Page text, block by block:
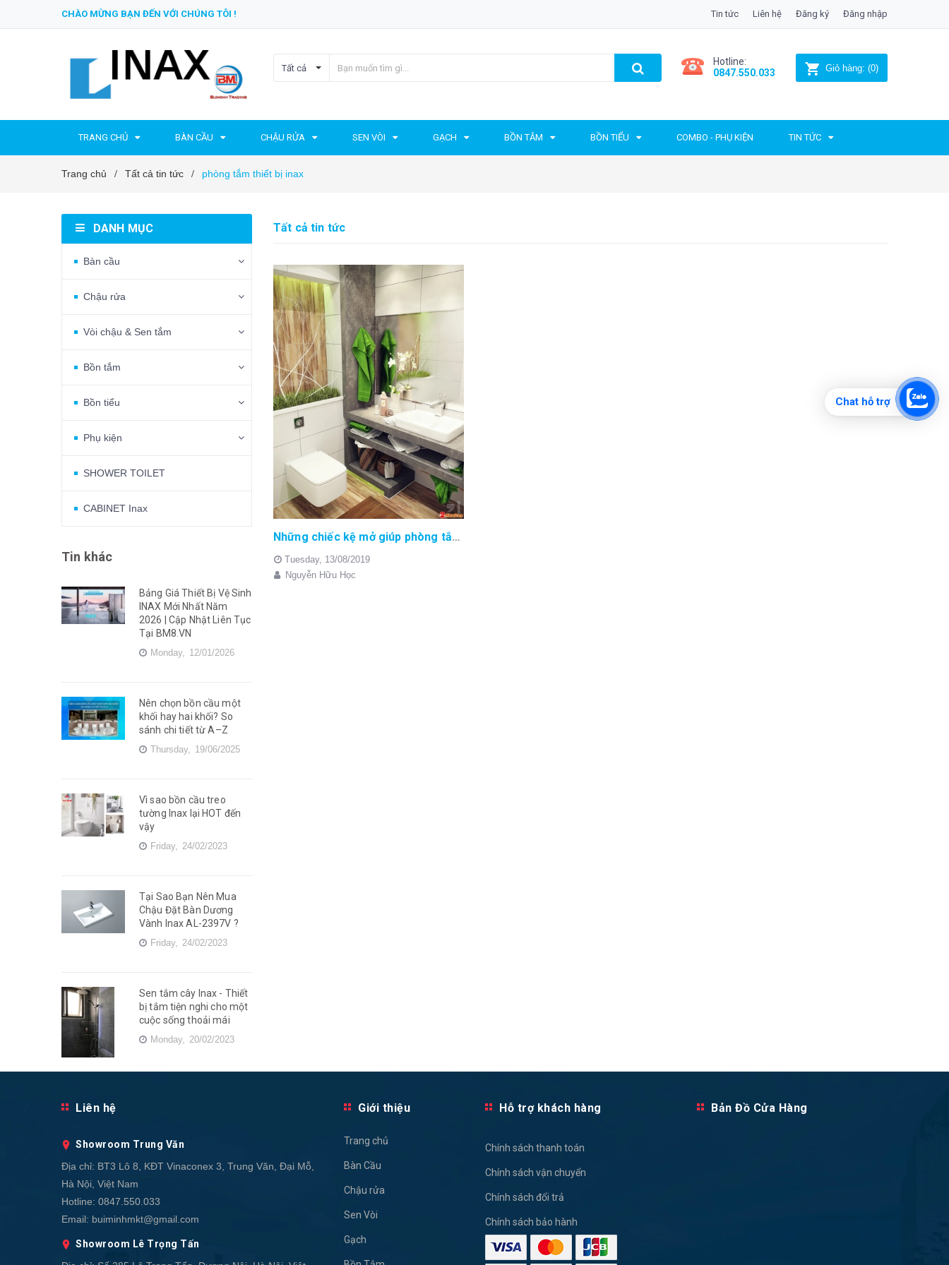
CHÀO MỪNG BẠN ĐẾN VỚI CHÚNG TÔI ! Tin tức Liên hệ Đăng ký Đăng nhập
Tất cả
Hotline:
0847.550.033
Giỏ hàng: (0)
TRANG CHỦ BÀN CẦU CHẬU RỬA SEN VÒI GẠCH BỒN TẮM BỒN TIỂU COMBO - PHỤ KIỆN TIN TỨC
Trang chủ / Tất cả tin tức / phòng tắm thiết bị inax
Tất cả tin tức
Những chiếc kệ mở giúp phòng tắm trở nên hoàn hảo hơn!
Tuesday, 13/08/2019
Nguyễn Hữu Học
DANH MỤC
Bàn cầu
Chậu rửa
Vòi chậu & Sen tắm
Bồn tắm
Bồn tiểu
Phụ kiện
SHOWER TOILET
CABINET Inax
Tin khác
Bảng Giá Thiết Bị Vệ Sinh
INAX Mới Nhất Năm
2026 | Cập Nhật Liên Tục
Tại BM8.VN
Monday, 12/01/2026
Nên chọn bồn cầu một
khối hay hai khối? So
sánh chi tiết từ A–Z
Thursday, 19/06/2025
Vì sao bồn cầu treo
tường Inax lại HOT đến
vậy
Friday, 24/02/2023
Tại Sao Bạn Nên Mua
Chậu Đặt Bàn Dương
Vành Inax AL-2397V ?
Friday, 24/02/2023
Sen tắm cây Inax - Thiết
bị tắm tiện nghi cho một
cuộc sống thoải mái
Monday, 20/02/2023
Liên hệ
Showroom Trung Văn
Địa chỉ: BT3 Lô 8, KĐT Vinaconex 3, Trung Văn, Đại Mỗ,
Hà Nội, Việt Nam
Hotline: 0847.550.033
Email: buiminhmkt@gmail.com
Showroom Lê Trọng Tấn
Giới thiệu
Trang chủ
Bàn Cầu
Chậu rửa
Sen Vòi
Gạch
Hỗ trợ khách hàng
Chính sách thanh toán
Chính sách vận chuyển
Chính sách đổi trả
Chính sách bảo hành
Bản Đồ Cửa Hàng
Chat hỗ trợ